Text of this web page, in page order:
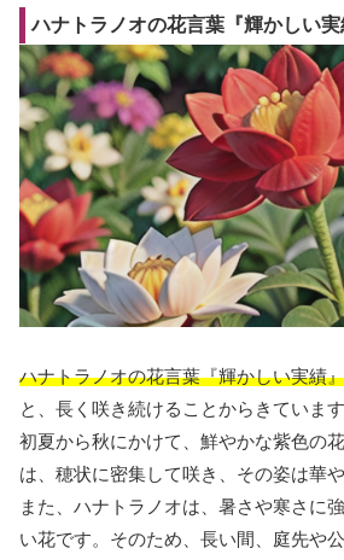
ハナトラノオの花言葉『輝かしい
ハナトラノオの花言葉『輝かしい実績』
と、長く咲き続けることからきていま
初夏から秋にかけて、鮮やかな紫色の
は、穂状に密集して咲き、その姿は華
また、ハナトラノオは、暑さや寒さに
い花です。そのため、長い間、庭先や